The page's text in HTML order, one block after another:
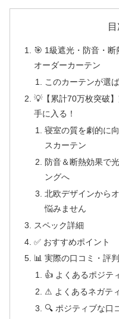
🎯 1級遮光・防音・
オーダーカーテン
このカーテンが選
💡【累計70万枚突破
手に入る！
寝室の質を劇的に
スカーテン
防音＆断熱効果で
ングへ
北欧デザインから
悩みません
スペック詳細
✅ おすすめポイント
📊 実際の口コミ・評
👍 よくあるポジテ
⚠ よくあるネガテ
🔍 ポジティブな口